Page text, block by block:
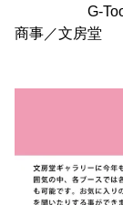
G-Too／寺
商事／文房堂